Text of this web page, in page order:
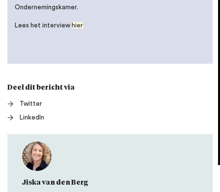
Ondernemingskamer.
Lees het interview hier
Deel dit bericht via
Twitter
LinkedIn
Jiska van den Berg